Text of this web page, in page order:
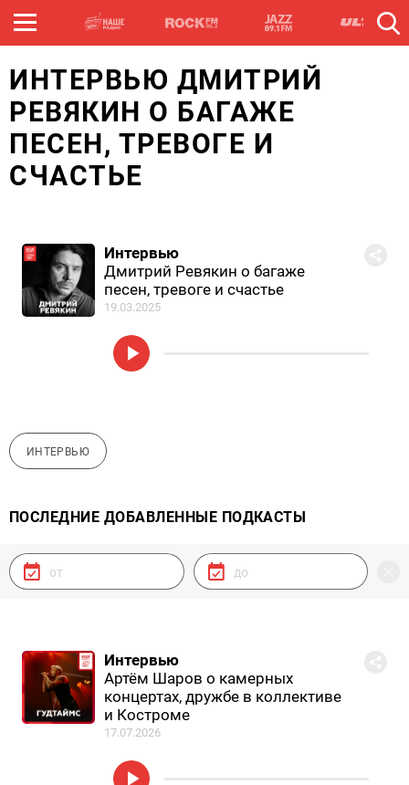
ИНТЕРВЬЮ ДМИТРИЙ
РЕВЯКИН О БАГАЖЕ
ПЕСЕН, ТРЕВОГЕ И
СЧАСТЬЕ
Интервью
Дмитрий Ревякин о багаже
песен, тревоге и счастье
19.03.2025
ИНТЕРВЬЮ
ПОСЛЕДНИЕ ДОБАВЛЕННЫЕ ПОДКАСТЫ
Интервью
Артём Шаров о камерных
концертах, дружбе в коллективе
и Костроме
17.07.2026